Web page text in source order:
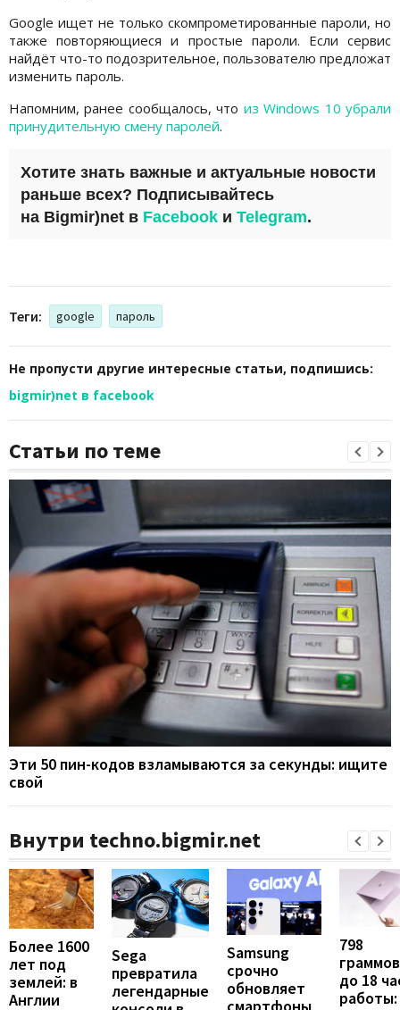
Google ищет не только скомпрометированные пароли, но
также повторяющиеся и простые пароли. Если сервис
найдёт что-то подозрительное, пользователю предложат
изменить пароль.
Напомним, ранее сообщалось, что из Windows 10 убрали
принудительную смену паролей.
Хотите знать важные и актуальные новости
раньше всех? Подписывайтесь
на Bigmir)net в Facebook и Telegram.
Теги: google пароль
Не пропусти другие интересные статьи, подпишись:
bigmir)net в facebook
Статьи по теме
Эти 50 пин-кодов взламываются за секунды: ищите
свой
Внутри techno.bigmir.net
Более 1600
лет под
землей: в
Англии
Sega
превратила
легендарные
Samsung
срочно
обновляет
798
до 18
работы: